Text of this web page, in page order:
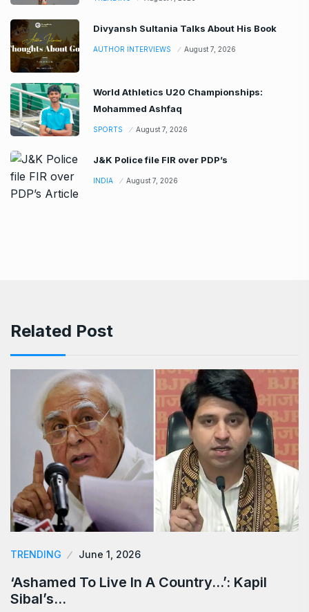
Divyansh Sultania Talks About His Book
AUTHOR INTERVIEWS August 7, 2026
World Athletics U20 Championships:
Mohammed Ashfaq
SPORTS August 7, 2026
J&K Police file FIR over PDP’s
INDIA August 7, 2026
Related Post
TRENDING June 1, 2026
‘Ashamed To Live In A Country…’: Kapil
Sibal’s…